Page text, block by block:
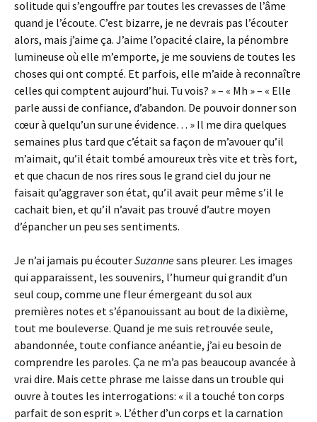
solitude qui s’engouffre par toutes les crevasses de l’âme
quand je l’écoute. C’est bizarre, je ne devrais pas l’écouter
alors, mais j’aime ça. J’aime l’opacité claire, la pénombre
lumineuse où elle m’emporte, je me souviens de toutes les
choses qui ont compté. Et parfois, elle m’aide à reconnaître
celles qui comptent aujourd’hui. Tu vois? » – « Mh » – « Elle
parle aussi de confiance, d’abandon. De pouvoir donner son
cœur à quelqu’un sur une évidence… » Il me dira quelques
semaines plus tard que c’était sa façon de m’avouer qu’il
m’aimait, qu’il était tombé amoureux très vite et très fort,
et que chacun de nos rires sous le grand ciel du jour ne
faisait qu’aggraver son état, qu’il avait peur même s’il le
cachait bien, et qu’il n’avait pas trouvé d’autre moyen
d’épancher un peu ses sentiments.
Je n’ai jamais pu écouterSuzannesans pleurer. Les images
qui apparaissent, les souvenirs, l’humeur qui grandit d’un
seul coup, comme une fleur émergeant du sol aux
premières notes et s’épanouissant au bout de la dixième,
tout me bouleverse. Quand je me suis retrouvée seule,
abandonnée, toute confiance anéantie, j’ai eu besoin de
comprendre les paroles. Ça ne m’a pas beaucoup avancée à
vrai dire. Mais cette phrase me laisse dans un trouble qui
ouvre à toutes les interrogations: « il a touché ton corps
parfait de son esprit ». L’éther d’un corps et la carnation